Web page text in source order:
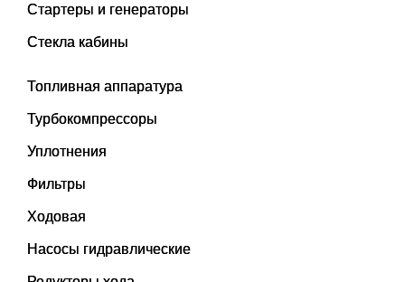
Стартеры и генераторы
Стекла кабины
Топливная аппаратура
Турбокомпрессоры
Уплотнения
Фильтры
Ходовая
Насосы гидравлические